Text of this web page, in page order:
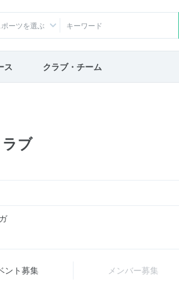
ポーツを選ぶ
ス クラブ・チーム
ブ
ント募集 メンバー募集